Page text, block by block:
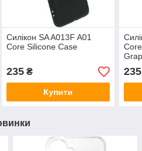
Силікон SA A013F A01
Core Silicone Case
235₴
Купити
235